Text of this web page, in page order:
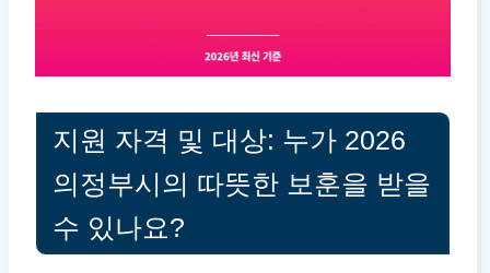
지원 자격 및 대상: 누가 2026
의정부시의 따뜻한 보훈을 받을
수 있나요?